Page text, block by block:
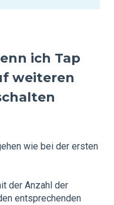
ich Tap
weiteren
wie bei der ersten
der Anzahl der
entsprechenden